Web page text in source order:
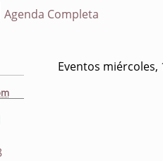
Agenda Completa
Eventos